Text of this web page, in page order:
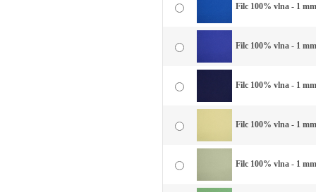
Filc 100% vlna - 1
Filc 100% vlna - 1
Filc 100% vlna - 1
Filc 100% vlna - 1
Filc 100% vlna - 1